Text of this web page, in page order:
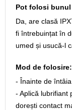
Pot folosi bunul
Da, are clasă
fi întrebuințat în
umed și usucă-l
Mod de folosire:
- Înainte de
- Aplică lubrifiant
dorești contact